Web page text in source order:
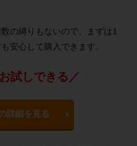
の縛りもないので、まずは1
安心して購入できます。
試しできる／
詳細を見る